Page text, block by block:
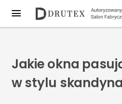
Jakie okna
w stylu